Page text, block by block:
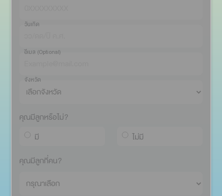
คุณมีลูกหรือไม่?
มี
ไม่มี
คุณมีลูกกี่คน?